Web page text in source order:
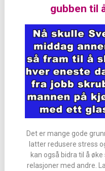
gubben til
Det er mange gode
latter redusere stress
kan også bidra til å
relasjoner med andre.